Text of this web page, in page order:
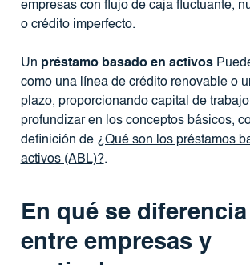
empresas con flujo de caja fluctuante,
o crédito imperfecto.
Un préstamo basado en activos
como una línea de crédito renovable o
plazo, proporcionando capital de
profundizar en los conceptos básicos,
definición de ¿Qué son los préstamos
activos (ABL)?.
En qué se
entre empresas y